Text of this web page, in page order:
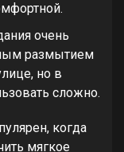
очень
размытием
но в
сложно.
когда
мягкое